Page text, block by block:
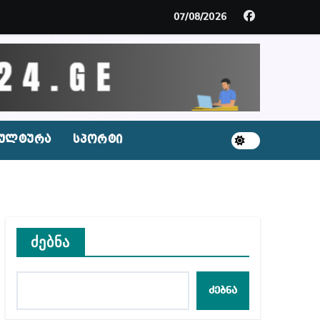
– ეკა კუპატაძე ნანუკა ჟორჟოლიანს
საკანში მოთავსება, საერთაშორისო
ნაცვლად ცხენის ხორცი შეჰქონდათ
შეტევაზე ჩვენი ეროვნული იდენტობის
რეკომენდაციები
შესაძლო სისხლის სამართლის საქმემდე
07/08/2026
სპორტი
ძებნა
ძებნა